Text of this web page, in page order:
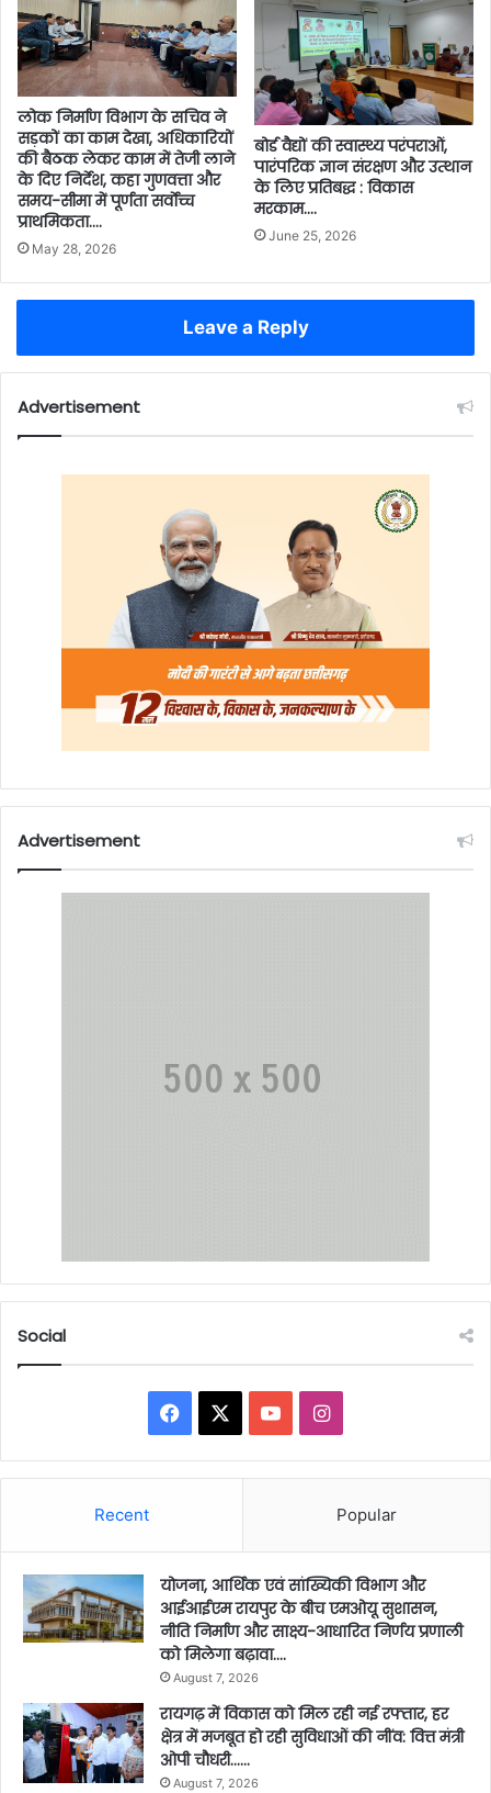
लोक निर्माण विभाग के सचिव ने
सड़कों का काम देखा, अधिकारियों
की बैठक लेकर काम में तेजी लाने
के दिए निर्देश, कहा गुणवत्ता और
समय-सीमा में पूर्णता सर्वाेच्च
प्राथमिकता….
May 28, 2026
बोर्ड वैद्यों की स्वास्थ्य परंपराओं,
पारंपरिक ज्ञान संरक्षण और उत्थान
के लिए प्रतिबद्ध : विकास
मरकाम….
June 25, 2026
Leave a Reply
Advertisement
Advertisement
Social
Facebook YouTubeInstagram
Recent Popular
योजना, आर्थिक एवं सांख्यिकी विभाग और
आईआईएम रायपुर के बीच एमओयू सुशासन,
नीति निर्माण और साक्ष्य-आधारित निर्णय प्रणाली
को मिलेगा बढ़ावा….
August 7, 2026
रायगढ़ में विकास को मिल रही नई रफ्तार, हर
क्षेत्र में मजबूत हो रही सुविधाओं की नींव: वित्त मंत्री
ओपी चौधरी……
August 7, 2026